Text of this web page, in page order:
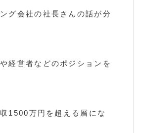
グ会社の社長さんの話が分
経営者などのポジションを
1500万円を超える層にな